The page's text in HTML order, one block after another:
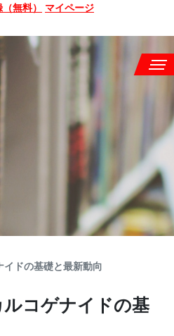
無料） マイページ
ドの基礎と最新動向
コゲナイドの基